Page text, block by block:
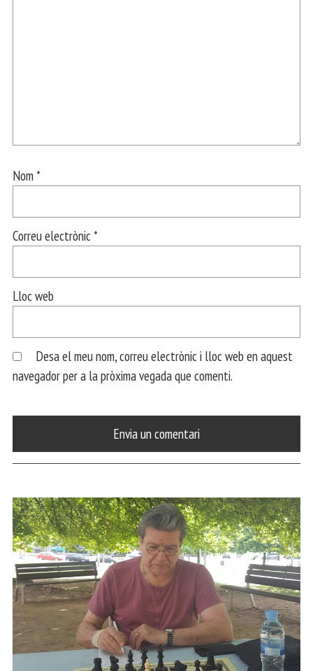
Nom *
Correu electrònic *
Lloc web
Desa el meu nom, correu electrònic i lloc web en aquest
navegador per a la pròxima vegada que comenti.